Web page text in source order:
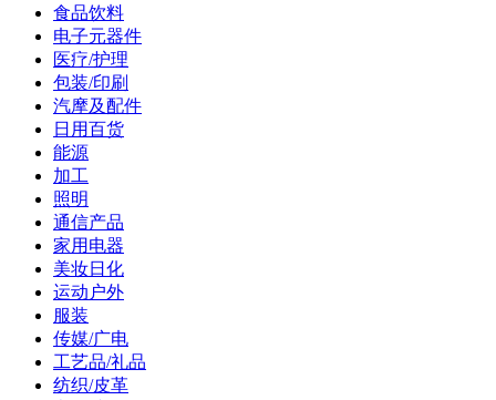
食品饮料
电子元器件
医疗/护理
包装/印刷
汽摩及配件
日用百货
能源
加工
照明
通信产品
家用电器
美妆日化
运动户外
服装
传媒/广电
工艺品/礼品
纺织/皮革